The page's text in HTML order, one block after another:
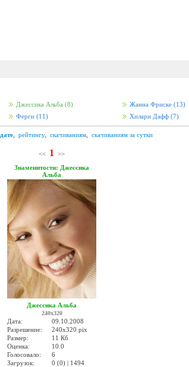
Джессика Альба (8) Жанна Фриске (13)
Ферги (11) Хилари Дафф (7)
дате рейтингу, скачиваниям скачиваниям за сутки
<< 1
>>
Знаменитости: Джессика
Альба
Джессика Альба
240x320
Дата:
09.10.2008
Разрешение:
240x320 pix
Размер:
11 Кб
Оценка:
10.0
Голосовало:
6
Загрузок:
0 (0) | 1494